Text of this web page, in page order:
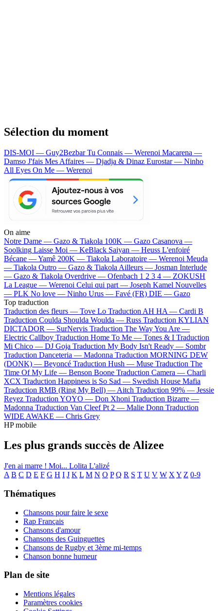
Sélection du moment
DIS-MOI — Guy2BezbarTu Connais — Werenoi Macarena —
Damso J'fais Mes Affaires — Djadja & Dinaz Eurostar — Ninho
All Eyes On Me — Werenoi
On aime
Notre Dame — Gazo & Tiakola 100K — Gazo Casanova —
Soolking Laisse Moi — KeBlack Saiyan — Heuss L'enfoiré
Bécane —Yamê 200K — Tiakola Laboratoire — Werenoi Meuda
— Tiakola Outro — Gazo & Tiakola Ailleurs — Josman Interlude
— Gazo & Tiakola Overdrive — Ofenbach 1 2 3 4 — ZOKUSH
La League — Werenoi Celui qui part — Joseph Kamel Nouvelles
— PLK No love — Ninho Urus — Favé (FR) DIE — Gazo
Top traduction
Traduction des fleurs — Tove Lo Traduction AH HA — Cardi B
Traduction Coulda Shoulda Woulda — Russ Traduction KYLIAN
DICTADOR — SurNervis Traduction The Way You Are —
Electric Callboy Traduction Home To Me — Tones & I Traduction
Mi Chico — DJ Goja Traduction My Body Isn't Ready — Sombr
Traduction Danceteria — Madonna Traduction MORNING DEW
(DONK) — Beyoncé Traduction Hush — Muse Traduction The
Time Of My Life — Benson Boone Traduction Camera — Charli
XCX Traduction Happiness is So Sad — Swedish House Mafia
Traduction RMB (Ring My Bell) — Aitch Traduction 99% — Jessie
Reyez Traduction YOYO — Don Xhoni Traduction Bizarre —
Madonna Traduction Van Cleef Pt 2 — Malie Donn Traduction
WIDE AWAKE — Chris Grey
HP mobile
Les plus grands succès de Alizee
J'en ai marre ! Moi... Lolita L'alizé
A B C D E F G H I J K L M N O P Q R S T U V W X Y Z 0-9
Thématiques
Chansons pour faire le sexe
Rap Français
Chansons d'amour
Chansons des Guinguettes
Chansons de Rugby et 3ème mi-temps
Chanson bonne humeur
Plan de site
Mentions légales
Paramètres cookies